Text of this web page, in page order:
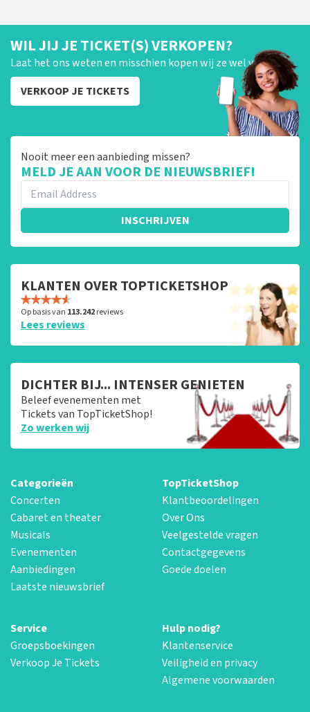
WIL JIJ JE TICKET(S) VERKOPEN?
Laat het ons weten en misschien kopen wij ze wel van je!
VERKOOP JE TICKETS
Nooit meer een aanbieding missen?
MELD JE AAN VOOR DE NIEUWSBRIEF!
INSCHRIJVEN
KLANTEN OVER TOPTICKETSHOP
Op basis van 113.242reviews
Lees reviews
DICHTER BIJ... INTENSER GENIETEN
Beleef evenementen met
Tickets van TopTicketShop!
Zo werken wij
Categorieën
Concerten
Cabaret en theater
Musicals
Evenementen
Aanbiedingen
Laatste nieuwsbrief
TopTicketShop
Klantbeoordelingen
Over Ons
Veelgestelde vragen
Contactgegevens
Goede doelen
Service
Groepsboekingen
Verkoop Je Tickets
Hulp nodig?
Klantenservice
Veiligheid en privacy
Algemene voorwaarden